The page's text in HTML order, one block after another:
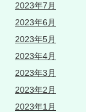
2023年7月
2023年6月
2023年5月
2023年4月
2023年3月
2023年2月
2023年1月